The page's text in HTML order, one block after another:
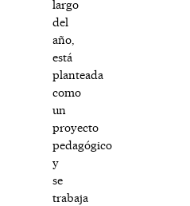
largo
del
año,
está
planteada
como
un
proyecto
pedagógico
y
se
trabaja